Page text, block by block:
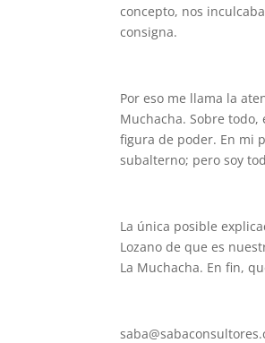
concepto, nos
consigna.
Por eso me llama la
Muchacha. Sobre
figura de poder. En mi
subalterno; pero soy
La única posible
Lozano de que es
La Muchacha. En fin,